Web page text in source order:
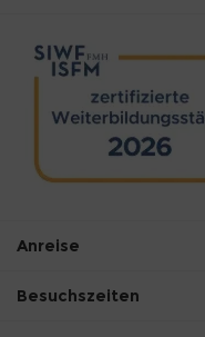
Anreise
Besuchszeiten